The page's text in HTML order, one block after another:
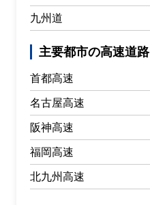
九州道
主要都市の高速道路
首都高速
名古屋高速
阪神高速
福岡高速
北九州高速